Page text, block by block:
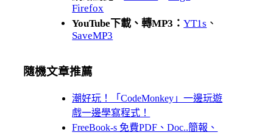
Firefox
YouTube下載、轉MP3：YT1s 、
SaveMP3
隨機文章推薦
潮好玩！「CodeMonkey」一邊玩遊
戲一邊學寫程式！
FreeBook-s 免費PDF、Doc..簡報、